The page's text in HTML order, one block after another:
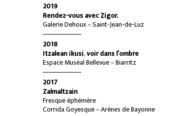
2019
Rendez-vous avec Zigor.
Galerie Dehoux – Saint-Jean-de-Luz
2018
Itzalean ikusi,voir dans l’ombre
Espace Muséal Bellevue – Biarritz
2017
Zalmaltzain
Fresque éphémère
Corrida Goyesque – Arènes de Bayonne